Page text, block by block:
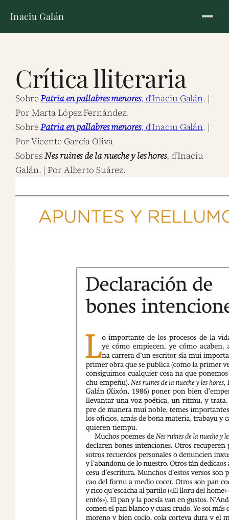
Inaciu Galán
Crítica lliteraria
SobrePatria en pallabres menores, d’Inaciu Galán. |
Por Marta López Fernández.
SobrePatria en pallabres menores, d’Inaciu Galán. |
Por Vicente García Oliva
SobresNes ruines de la nueche y les hores, d’Inaciu
Galán. | Por Alberto Suárez.